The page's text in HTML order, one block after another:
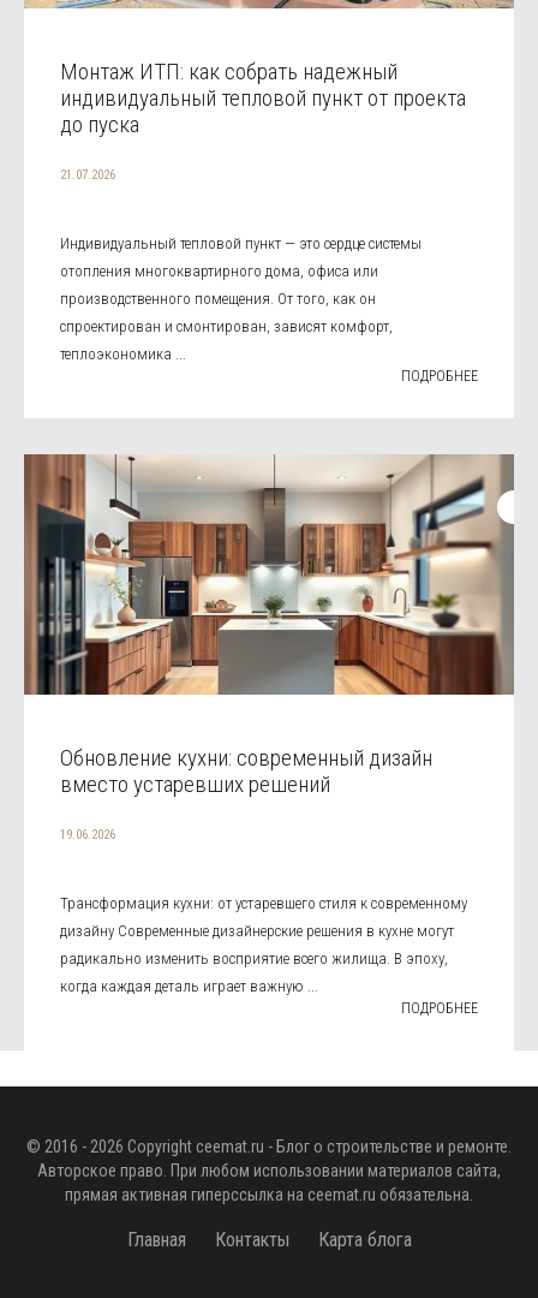
Монтаж ИТП: как собрать надежный
индивидуальный тепловой пункт от проекта
до пуска
21.07.2026
Индивидуальный тепловой пункт — это сердце системы
отопления многоквартирного дома, офиса или
производственного помещения. От того, как он
спроектирован и смонтирован, зависят комфорт,
теплоэкономика ...
ПОДРОБНЕЕ
Обновление кухни: современный дизайн
вместо устаревших решений
19.06.2026
Трансформация кухни: от устаревшего стиля к современному
дизайну Современные дизайнерские решения в кухне могут
радикально изменить восприятие всего жилища. В эпоху,
когда каждая деталь играет важную ...
ПОДРОБНЕЕ
© 2016 - 2026 Copyright ceemat.ru - Блог о строительстве и ремонте.
Авторское право. При любом использовании материалов сайта,
прямая активная гиперссылка на ceemat.ru обязательна.
Главная Контакты Карта блога